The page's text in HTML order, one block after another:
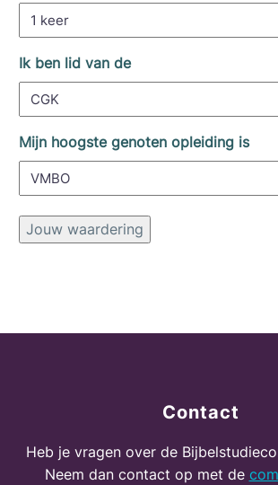
Ik ben lid van de
Mijn hoogste genoten opleiding is
Jouw waardering
Contact
Heb je vragen over de
Neem dan contact op met de